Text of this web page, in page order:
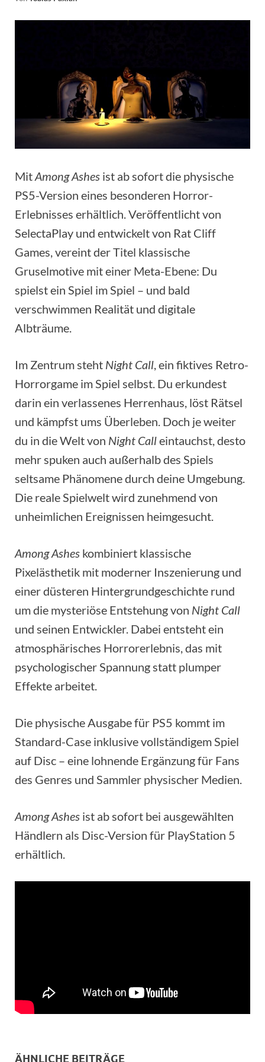
MitAmong Ashes ist ab sofort die physische
PS5-Version eines besonderen Horror-
Erlebnisses erhältlich. Veröffentlicht von
SelectaPlay und entwickelt von Rat Cliff
Games, vereint der Titel klassische
Gruselmotive mit einer Meta-Ebene: Du
spielst ein Spiel im Spiel – und bald
verschwimmen Realität und digitale
Albträume.
Im Zentrum steht Night Call, ein fiktives Retro-
Horrorgame im Spiel selbst. Du erkundest
darin ein verlassenes Herrenhaus, löst Rätsel
und kämpfst ums Überleben. Doch je weiter
du in die Welt von Night Calleintauchst, desto
mehr spuken auch außerhalb des Spiels
seltsame Phänomene durch deine Umgebung.
Die reale Spielwelt wird zunehmend von
unheimlichen Ereignissen heimgesucht.
Among Ashes kombiniert klassische
Pixelästhetik mit moderner Inszenierung und
einer düsteren Hintergrundgeschichte rund
um die mysteriöse Entstehung von Night Call
und seinen Entwickler. Dabei entsteht ein
atmosphärisches Horrorerlebnis, das mit
psychologischer Spannung statt plumper
Effekte arbeitet.
Die physische Ausgabe für PS5 kommt im
Standard-Case inklusive vollständigem Spiel
auf Disc – eine lohnende Ergänzung für Fans
des Genres und Sammler physischer Medien.
Among Ashes ist ab sofort bei ausgewählten
Händlern als Disc-Version für PlayStation 5
erhältlich.
ÄHNLICHE BEITRÄGE